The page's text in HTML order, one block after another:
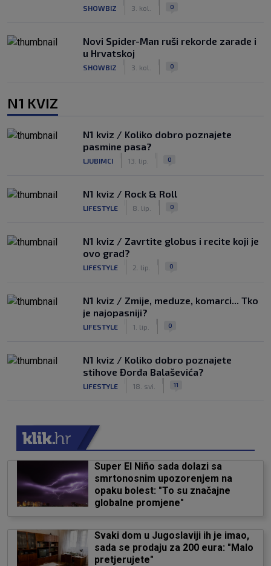
SHOWBIZ 3. kol. 0
Novi Spider-Man ruši rekorde zarade i
u Hrvatskoj
SHOWBIZ 3. kol. 0
N1 KVIZ
N1 kviz / Koliko dobro poznajete
pasmine pasa?
LJUBIMCI 13. lip. 0
N1 kviz / Rock & Roll
LIFESTYLE 8. lip. 0
N1 kviz / Zavrtite globus i recite koji je
ovo grad?
LIFESTYLE 2. lip. 0
N1 kviz / Zmije, meduze, komarci... Tko
je najopasniji?
LIFESTYLE 1. lip. 0
N1 kviz / Koliko dobro poznajete
stihove Đorđa Balaševića?
LIFESTYLE 18. svi. 11
Super El Niño sada dolazi sa
smrtonosnim upozorenjem na
opaku bolest: "To su značajne
globalne promjene"
Svaki dom u Jugoslaviji ih je imao,
sada se prodaju za 200 eura: "Malo
pretjerujete"